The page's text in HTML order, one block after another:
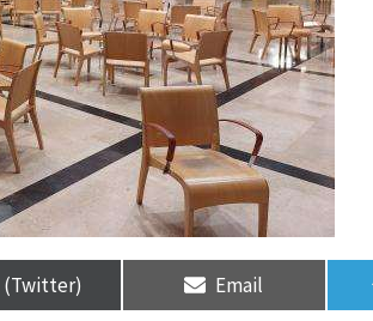
(Twitter)
Compartir
en
Email
Compartir
en